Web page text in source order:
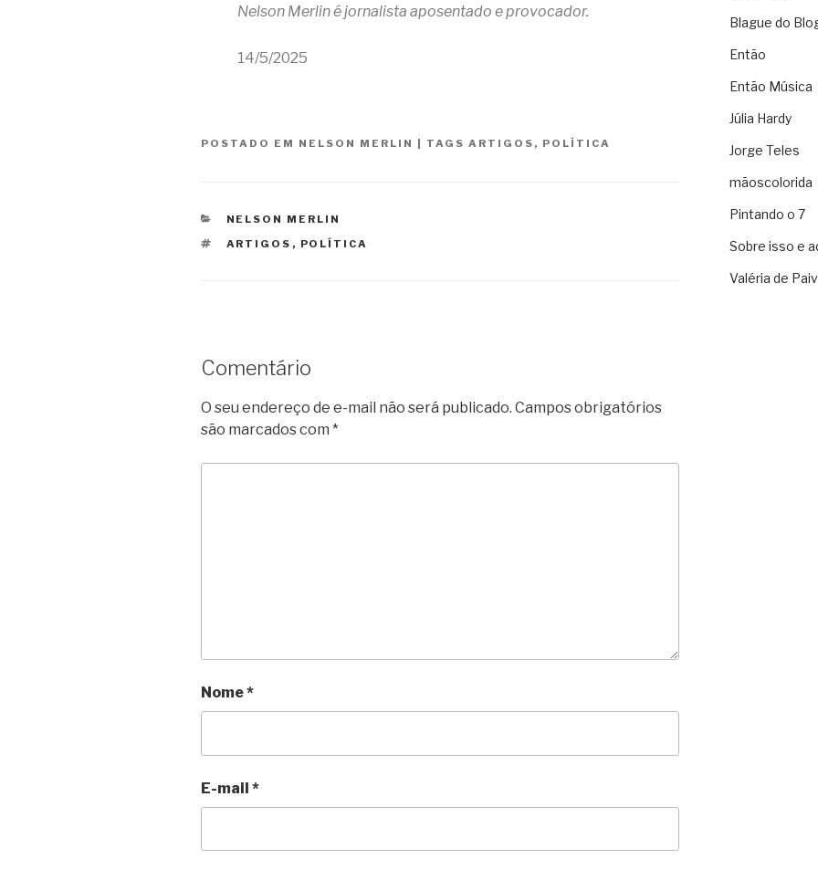
Nelson Merlin é jornalista aposentado e provocador.
14/5/2025
POSTADO EM NELSON MERLIN | TAGS ARTIGOS , POLÍTICA
CATEGORIAS
NELSON MERLIN
TAGS
ARTIGOS , POLÍTICA
Comentário
O seu endereço de e-mail não será publicado. Campos obrigatórios
são marcados com *
Nome*
E-mail *
Blague do
Então
Então Música
Júlia Hardy
Jorge Teles
mãoscolorida
Pintando o 7
Sobre isso e
Valéria de